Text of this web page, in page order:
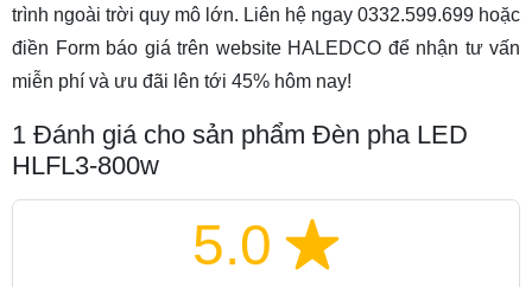
trình ngoài trời quy mô lớn. Liên hệ ngay 0332.599.699 hoặc
điền Form báo giá trên website HALEDCO để nhận tư vấn
miễn phí và ưu đãi lên tới 45% hôm nay!
1 Đánh giá cho sản phẩm Đèn pha LED
HLFL3-800w
5.0